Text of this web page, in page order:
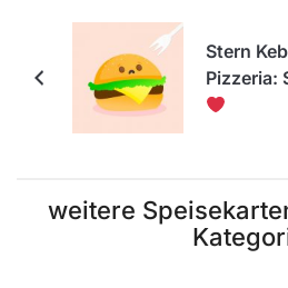
Stern
Pizzeria:
weitere